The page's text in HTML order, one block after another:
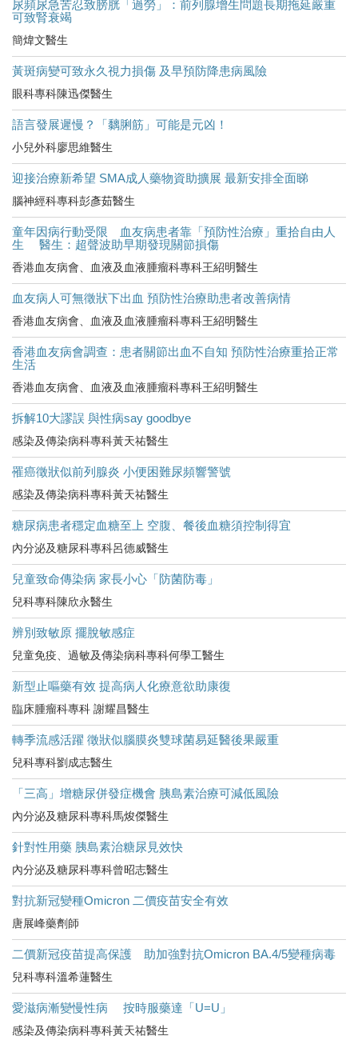
尿頻尿急苦忍致膀胱「過勞」：前列腺增生問題長期拖延嚴重
可致腎衰竭
簡煒文醫生
黃斑病變可致永久視力損傷 及早預防降患病風險
眼科專科陳迅傑醫生
語言發展遲慢？「黐脷筋」可能是元凶！
小兒外科廖思維醫生
迎接治療新希望 SMA成人藥物資助擴展 最新安排全面睇
腦神經科專科彭彥茹醫生
童年因病行動受限 血友病患者靠「預防性治療」重拾自由人
生 醫生：超聲波助早期發現關節損傷
香港血友病會、血液及血液腫瘤科專科王紹明醫生
血友病人可無徵狀下出血 預防性治療助患者改善病情
香港血友病會、血液及血液腫瘤科專科王紹明醫生
香港血友病會調查：患者關節出血不自知 預防性治療重拾正常
生活
香港血友病會、血液及血液腫瘤科專科王紹明醫生
拆解10大謬誤 與性病say goodbye
感染及傳染病科專科黃天祐醫生
罹癌徵狀似前列腺炎 小便困難尿頻響警號
感染及傳染病科專科黃天祐醫生
糖尿病患者穩定血糖至上 空腹、餐後血糖須控制得宜
內分泌及糖尿科專科呂德威醫生
兒童致命傳染病 家長小心「防菌防毒」
兒科專科陳欣永醫生
辨別致敏原 擺脫敏感症
兒童免疫、過敏及傳染病科專科何學工醫生
新型止嘔藥有效 提高病人化療意欲助康復
臨床腫瘤科專科 謝耀昌醫生
轉季流感活躍 徵狀似腦膜炎雙球菌易延醫後果嚴重
兒科專科劉成志醫生
「三高」增糖尿併發症機會 胰島素治療可減低風險
內分泌及糖尿科專科馬焌傑醫生
針對性用藥 胰島素治糖尿見效快
內分泌及糖尿科專科曾昭志醫生
對抗新冠變種Omicron 二價疫苗安全有效
唐展峰藥劑師
二價新冠疫苗提高保護 助加強對抗Omicron BA.4/5變種病毒
兒科專科溫希蓮醫生
愛滋病漸變慢性病 按時服藥達「U=U」
感染及傳染病科專科黃天祐醫生